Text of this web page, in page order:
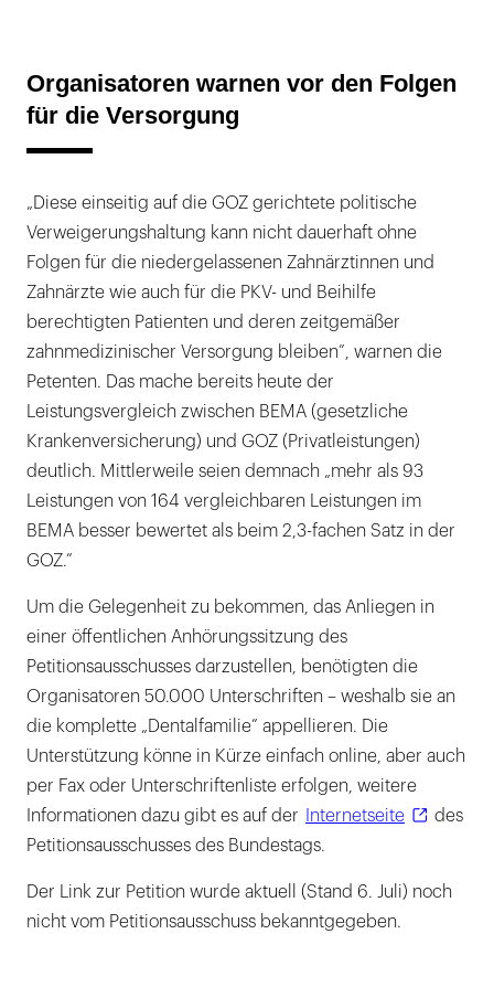
Organisatoren warnen vor den Folgen
für die Versorgung
„Diese einseitig auf die GOZ gerichtete politische
Verweigerungshaltung kann nicht dauerhaft ohne
Folgen für die niedergelassenen Zahnärztinnen und
Zahnärzte wie auch für die PKV- und Beihilfe
berechtigten Patienten und deren zeitgemäßer
zahnmedizinischer Versorgung bleiben”, warnen die
Petenten. Das mache bereits heute der
Leistungsvergleich zwischen BEMA (gesetzliche
Krankenversicherung) und GOZ (Privatleistungen)
deutlich. Mittlerweile seien demnach „mehr als 93
Leistungen von 164 vergleichbaren Leistungen im
BEMA besser bewertet als beim 2,3-fachen Satz in der
GOZ.”
Um die Gelegenheit zu bekommen, das Anliegen in
einer öffentlichen Anhörungssitzung des
Petitionsausschusses darzustellen, benötigten die
Organisatoren 50.000 Unterschriften – weshalb sie an
die komplette „Dentalfamilie” appellieren. Die
Unterstützung könne in Kürze einfach online, aber auch
per Fax oder Unterschriftenliste erfolgen, weitere
Informationen dazu gibt es auf der
Internetseite
des
Petitionsausschusses des Bundestags.
Der Link zur Petition wurde aktuell (Stand 6. Juli) noch
nicht vom Petitionsausschuss bekanntgegeben.